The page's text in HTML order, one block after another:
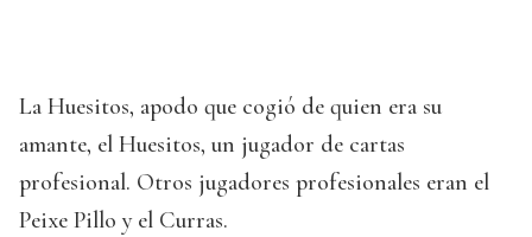
La Huesitos, apodo que cogió de quien era su
amante, el Huesitos, un jugador de cartas
profesional. Otros jugadores profesionales eran el
Peixe Pillo y el Curras.